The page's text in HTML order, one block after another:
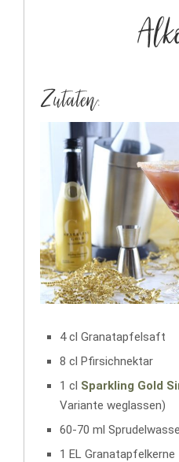
Zutaten:
4 cl Granatapfelsaft
8 cl Pfirsichnektar
1 cl Sparkling Gold
Variante weglassen)
60-70 ml
1 EL Granatapfelkerne